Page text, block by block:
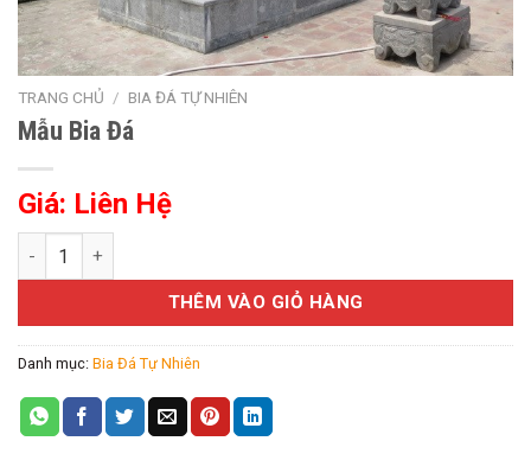
TRANG CHỦ / BIA ĐÁ TỰ NHIÊN
Mẫu Bia Đá
Giá: Liên Hệ
Mẫu Bia Đá số lượng
THÊM VÀO GIỎ HÀNG
Danh mục: Bia Đá Tự Nhiên